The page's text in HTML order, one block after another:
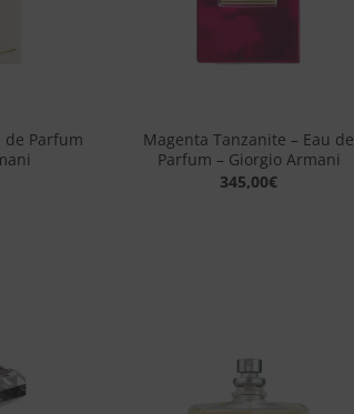
de Parfum
Magenta Tanzanite – Eau de
Parfum – Giorgio Armani
345,00€
Aggiungi
alla lista